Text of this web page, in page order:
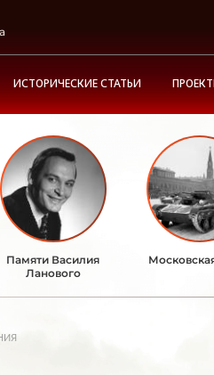
ИСТОРИЧЕСКИЕ СТАТЬИ
Памяти Василия
Ланового